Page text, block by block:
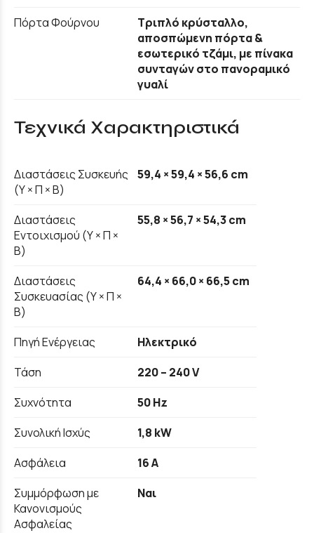
Πόρτα Φούρνου
Τριπλό κρύσταλλο,
αποσπώμενη πόρτα &
εσωτερικό τζάμι, με πίνακα
συνταγών στο πανοραμικό
γυαλί
Τεχνικά Χαρακτηριστικά
Διαστάσεις Συσκευής
(Υ × Π × Β)
59,4 × 59,4 × 56,6 cm
Διαστάσεις
Εντοιχισμού (Υ × Π ×
Β)
55,8 × 56,7 × 54,3 cm
Διαστάσεις
Συσκευασίας (Υ × Π ×
Β)
64,4 × 66,0 × 66,5 cm
Πηγή Ενέργειας
Ηλεκτρικό
Τάση
220 – 240 V
Συχνότητα
50 Hz
Συνολική Ισχύς
1,8 kW
Ασφάλεια
16 A
Συμμόρφωση με
Κανονισμούς
Ασφαλείας
Ναι